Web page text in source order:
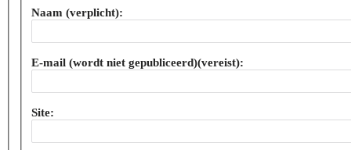
Naam (verplicht):
E-mail (wordt niet gepubliceerd)(vereist):
Site: